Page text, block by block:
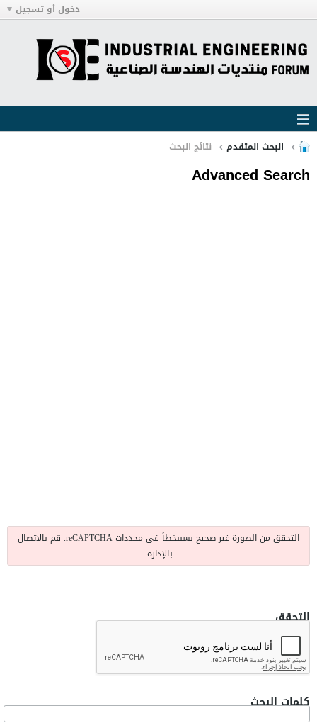
دخول أو تسجيل
البحث المتقدم نتائج البحث
Advanced Search
التحقق من الصورة غير صحيح بسببخطأ في محددات reCAPTCHA. قم بالاتصال
بالإدارة.
التحقق
كلمات البحث